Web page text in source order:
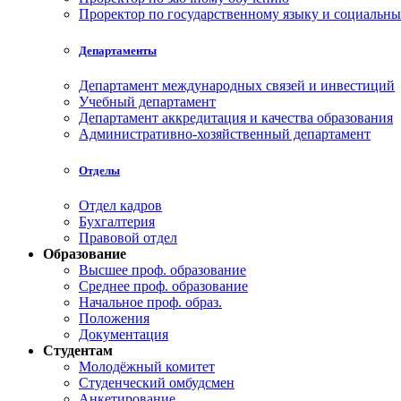
Проректор по государственному языку и
Департаменты
Департамент международных связей и инвестиций
Учебный департамент
Департамент аккредитация и качества образования
Административно-хозяйственный департамент
Отделы
Отдел кадров
Бухгалтерия
Правовой отдел
Образование
Высшее проф. образование
Среднее проф. образование
Начальное проф. образ.
Положения
Документация
Студентам
Молодёжный комитет
Студенческий омбудсмен